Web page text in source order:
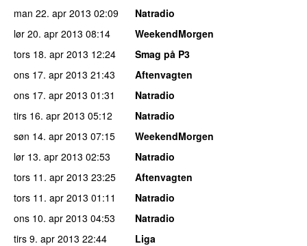
man 22. apr 2013 02:09
Natradio
lør 20. apr 2013 08:14
WeekendMorgen
tors 18. apr 2013 12:24
Smag på P3
ons 17. apr 2013 21:43
Aftenvagten
ons 17. apr 2013 01:31
Natradio
tirs 16. apr 2013 05:12
Natradio
søn 14. apr 2013 07:15
WeekendMorgen
lør 13. apr 2013 02:53
Natradio
tors 11. apr 2013 23:25
Aftenvagten
tors 11. apr 2013 01:11
Natradio
ons 10. apr 2013 04:53
Natradio
tirs 9. apr 2013 22:44
Liga